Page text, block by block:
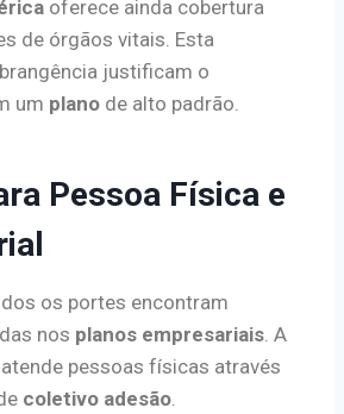
oferece ainda cobertura
de órgãos vitais. Esta
justificam o
um plano de alto padrão.
Pessoa Física e
os portes encontram
nos planos empresariais. A
pessoas físicas através
coletivo adesão.